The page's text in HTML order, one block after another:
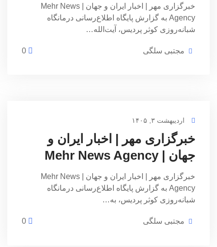
خبرگزاری مهر | اخبار ایران و جهان | Mehr News
Agency به گزارش پایگاه اطلاع‌رسانی درمانگاه
شبانه‌روزی کوثر پردیس، آیت‌الله…
مجتبی سلگی
اردیبهشت ۳, ۱۴۰۵
خبرگزاری مهر | اخبار ایران و
جهان | Mehr News Agency
خبرگزاری مهر | اخبار ایران و جهان | Mehr News
Agency به گزارش پایگاه اطلاع‌رسانی درمانگاه
شبانه‌روزی کوثر پردیس، به…
مجتبی سلگی